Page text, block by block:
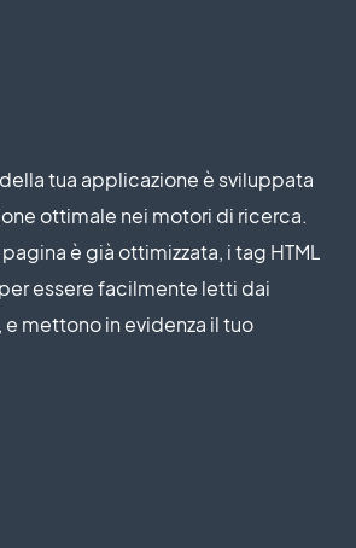
tua applicazione è sviluppata
ottimale nei motori di ricerca.
è già ottimizzata, i tag HTML
essere facilmente letti dai
mettono in evidenza il tuo